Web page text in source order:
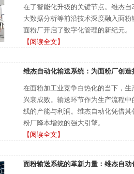
在了智能化升级的关键节点。维杰自
大数据分析等前沿技术深度融入面
面粉厂开启了数字化管理的新纪元。
【阅读全文】
维杰自动化输送系统：为面粉厂创造
在面粉加工业竞争白热化的当下，
兴衰成败。输送环节作为生产流程
线的产能与利润。维杰自动化凭借
粉厂降本增效的强大引擎。
【阅读全文】
面粉输送系统的革新力量：维杰自